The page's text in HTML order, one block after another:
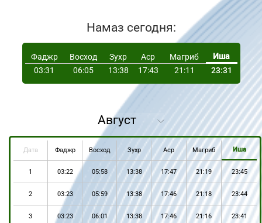
Намаз сегодня:
Фаджр Восход Зухр Аср Магриб
Иша
03:31
06:05 13:38 17:43 21:11 23:31
Дата Фаджр Восход Зухр Аср Магриб Иша
1 03:22 05:58 13:38 17:47 21:19 23:45
2 03:23 05:59 13:38 17:46 21:18 23:44
3 03:23 06:01 13:38 17:46 21:16 23:41